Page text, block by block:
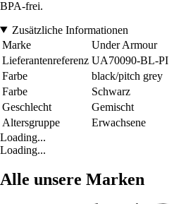
BPA-frei.
Zusätzliche Informationen
Marke
Under Armour
Lieferantenreferenz UA70090-BL-PI
Farbe
black/pitch grey
Farbe
Schwarz
Geschlecht
Gemischt
Altersgruppe
Erwachsene
Loading...
Loading...
Alle unsere Marken